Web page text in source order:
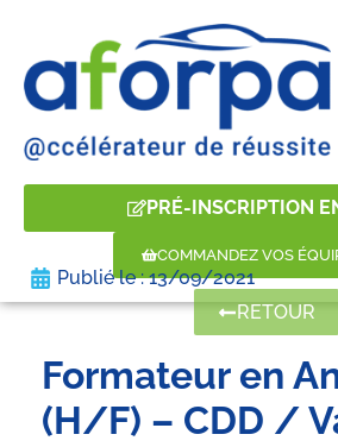
PRÉ-INSCRIPTION
COMMANDEZ VOS
Publié le : 13/09/2021
RETOUR
Formateur en
(H/F) – CDD /